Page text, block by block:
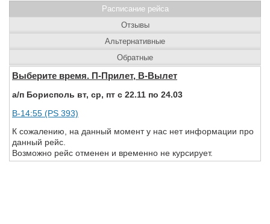
Расписание рейса
Выберите время. П-Прилет, В-Вылет
а/п Борисполь вт, ср, пт с 22.11 по 24.03
В-14:55 (PS 393)
К сожалению, на данный момент у нас нет информации про
данный рейс.
Возможно рейс отменен и временно не курсирует.
Отзывы
Альтернативные
Обратные